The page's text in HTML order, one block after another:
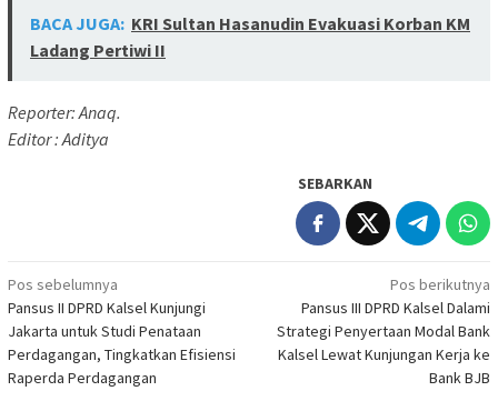
BACA JUGA: KRI Sultan Hasanudin Evakuasi Korban KM
Ladang Pertiwi II
Reporter: Anaq.
Editor : Aditya
SEBARKAN
Navigasi
pos
Pos sebelumnya
Pansus II DPRD Kalsel Kunjungi
Jakarta untuk Studi Penataan
Perdagangan, Tingkatkan Efisiensi
Raperda Perdagangan
Pos berikutnya
Pansus III DPRD Kalsel Dalami
Strategi Penyertaan Modal Bank
Kalsel Lewat Kunjungan Kerja ke
Bank BJB